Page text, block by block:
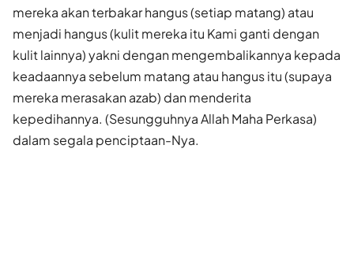
mereka akan terbakar hangus (setiap matang) atau
menjadi hangus (kulit mereka itu Kami ganti dengan
kulit lainnya) yakni dengan mengembalikannya kepada
keadaannya sebelum matang atau hangus itu (supaya
mereka merasakan azab) dan menderita
kepedihannya. (Sesungguhnya Allah Maha Perkasa)
dalam segala penciptaan-Nya.